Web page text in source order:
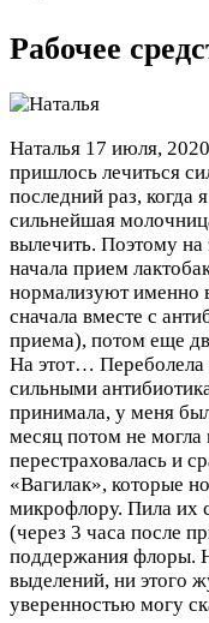
Рабочее
Наталья 17 июля,
пришлось лечиться
последний раз, когда
сильнейшая
вылечить. Поэтому на
начала прием
нормализуют именно
сначала вместе с
приема), потом еще
На этот…
сильными
принимала, у меня
месяц потом не могла
перестраховалась и
«Вагилак», которые
микрофлору. Пила их
(через 3 часа после
поддержания флоры.
выделений, ни этого
уверенностью могу